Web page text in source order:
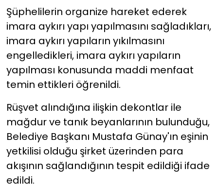
⁠Şüphelilerin organize hareket ederek
imara aykırı yapı yapılmasını sağladıkları,
imara aykırı yapıların yıkılmasını
engelledikleri, imara aykırı yapıların
yapılması konusunda maddi menfaat
temin ettikleri öğrenildi.
Rüşvet alındığına ilişkin dekontlar ile
mağdur ve tanık beyanlarının bulunduğu,
Belediye Başkanı Mustafa Günay'ın eşinin
yetkilisi olduğu şirket üzerinden para
akışının sağlandığının tespit edildiği ifade
edildi.